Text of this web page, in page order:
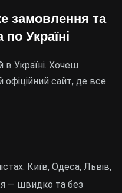
замовлення та
Україні
Україні. Хочеш
сайт, де все
Київ, Одеса, Львів,
— швидко та без